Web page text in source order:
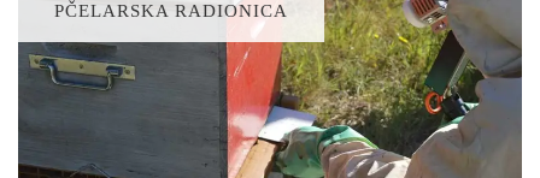
PČELARSKA RADIONICA